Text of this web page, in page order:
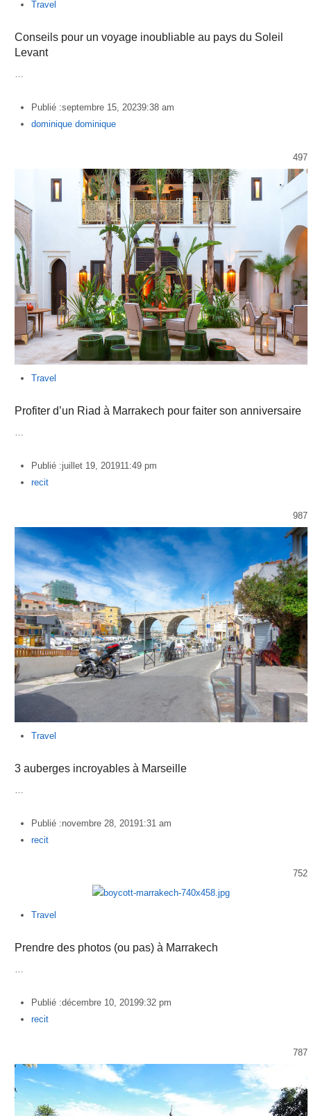
Travel
Conseils pour un voyage inoubliable au pays du Soleil
Levant
…
Publié :septembre 15, 20239:38 am
Author
dominique dominique
497
Travel
Profiter d’un Riad à Marrakech pour faiter son anniversaire
Publié :juillet 19, 201911:49 pm
Author
recit
987
Travel
3 auberges incroyables à Marseille
…
Publié :novembre 28, 20191:31 am
Author
recit
752
Travel
Prendre des photos (ou pas) à Marrakech
…
Publié :décembre 10, 20199:32 pm
Author
recit
787